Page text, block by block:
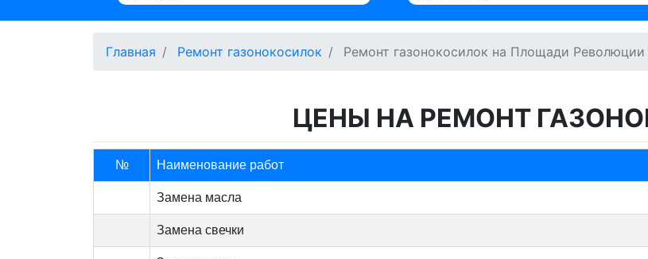
Главная Ремонт газонокосилок Ремонт газонокосилок на Площади Революции
ЦЕНЫ НА РЕМОНТ
№ Наименование работ
Замена масла
Замена свечки